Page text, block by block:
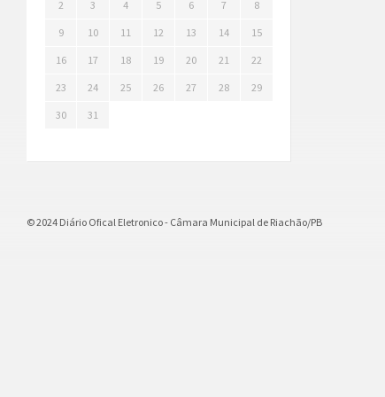
2 3 4 5 6 7 8
9 10 11 12 13 14 15
16 17 18 19 20 21 22
23 24 25 26 27 28 29
30 31
© 2024 Diário Ofical Eletronico - Câmara Municipal de Riachão/PB